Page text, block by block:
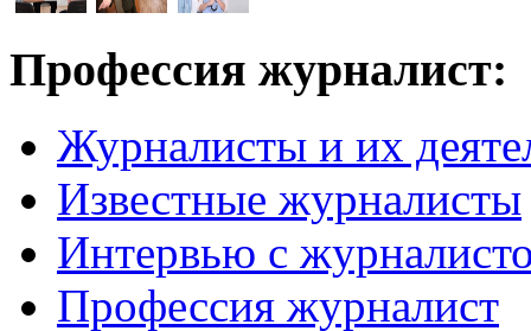
Профессия журналист:
Журналисты и их
Известные журналисты
Интервью с
Профессия журналист